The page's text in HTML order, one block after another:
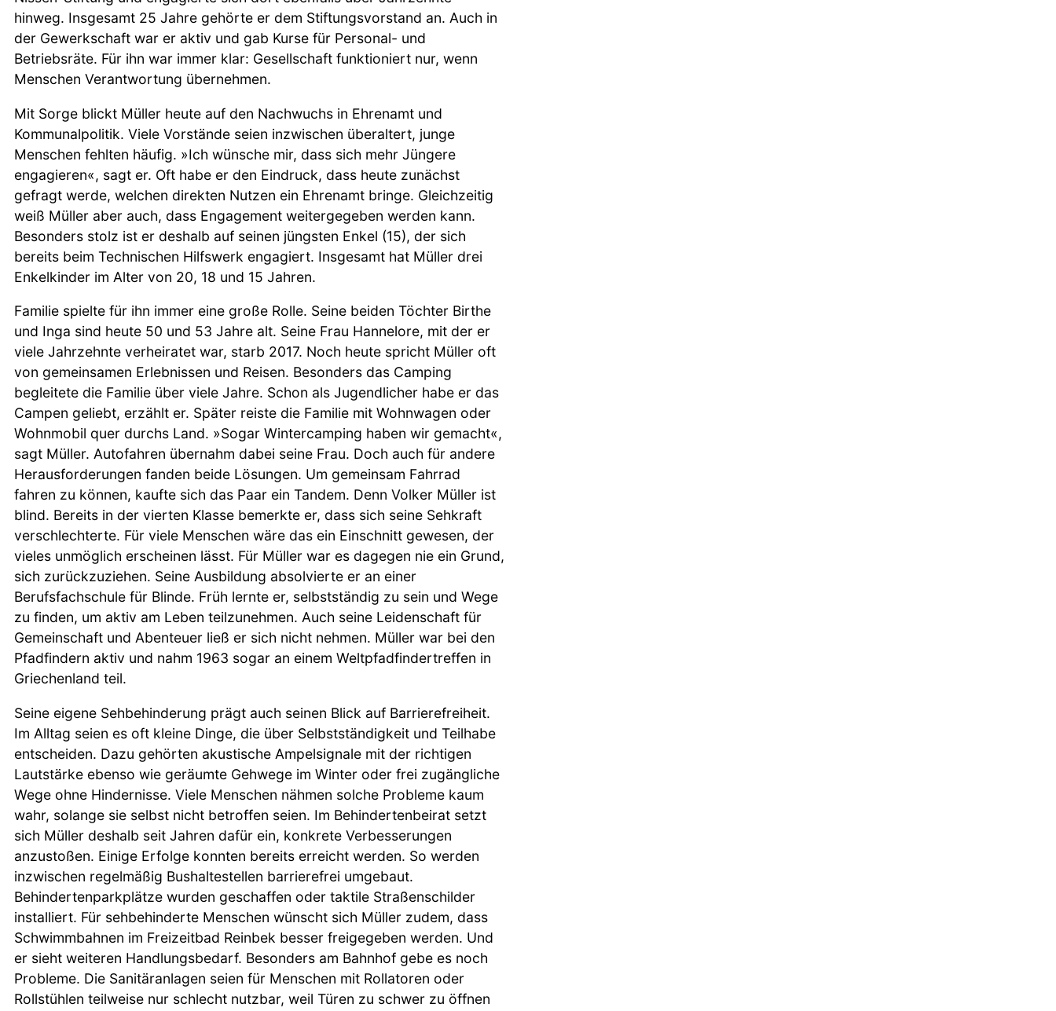
hinweg. Insgesamt 25 Jahre gehörte er dem Stiftungsvorstand an. Auch in
der Gewerkschaft war er aktiv und gab Kurse für Personal- und
Betriebsräte. Für ihn war immer klar: Gesellschaft funktioniert nur, wenn
Menschen Verantwortung übernehmen.
Mit Sorge blickt Müller heute auf den Nachwuchs in Ehrenamt und
Kommunalpolitik. Viele Vorstände seien inzwischen überaltert, junge
Menschen fehlten häufig. »Ich wünsche mir, dass sich mehr Jüngere
engagieren«, sagt er. Oft habe er den Eindruck, dass heute zunächst
gefragt werde, welchen direkten Nutzen ein Ehrenamt bringe. Gleichzeitig
weiß Müller aber auch, dass Engagement weitergegeben werden kann.
Besonders stolz ist er deshalb auf seinen jüngsten Enkel (15), der sich
bereits beim Technischen Hilfswerk engagiert. Insgesamt hat Müller drei
Enkelkinder im Alter von 20, 18 und 15 Jahren.
Familie spielte für ihn immer eine große Rolle. Seine beiden Töchter Birthe
und Inga sind heute 50 und 53 Jahre alt. Seine Frau Hannelore, mit der er
viele Jahrzehnte verheiratet war, starb 2017. Noch heute spricht Müller oft
von gemeinsamen Erlebnissen und Reisen. Besonders das Camping
begleitete die Familie über viele Jahre. Schon als Jugendlicher habe er das
Campen geliebt, erzählt er. Später reiste die Familie mit Wohnwagen oder
Wohnmobil quer durchs Land. »Sogar Wintercamping haben wir gemacht«,
sagt Müller. Autofahren übernahm dabei seine Frau. Doch auch für andere
Herausforderungen fanden beide Lösungen. Um gemeinsam Fahrrad
fahren zu können, kaufte sich das Paar ein Tandem. Denn Volker Müller ist
blind. Bereits in der vierten Klasse bemerkte er, dass sich seine Sehkraft
verschlechterte. Für viele Menschen wäre das ein Einschnitt gewesen, der
vieles unmöglich erscheinen lässt. Für Müller war es dagegen nie ein Grund,
sich zurückzuziehen. Seine Ausbildung absolvierte er an einer
Berufsfachschule für Blinde. Früh lernte er, selbstständig zu sein und Wege
zu finden, um aktiv am Leben teilzunehmen. Auch seine Leidenschaft für
Gemeinschaft und Abenteuer ließ er sich nicht nehmen. Müller war bei den
Pfadfindern aktiv und nahm 1963 sogar an einem Weltpfadfindertreffen in
Griechenland teil.
Seine eigene Sehbehinderung prägt auch seinen Blick auf Barrierefreiheit.
Im Alltag seien es oft kleine Dinge, die über Selbstständigkeit und Teilhabe
entscheiden. Dazu gehörten akustische Ampelsignale mit der richtigen
Lautstärke ebenso wie geräumte Gehwege im Winter oder frei zugängliche
Wege ohne Hindernisse. Viele Menschen nähmen solche Probleme kaum
wahr, solange sie selbst nicht betroffen seien. Im Behindertenbeirat setzt
sich Müller deshalb seit Jahren dafür ein, konkrete Verbesserungen
anzustoßen. Einige Erfolge konnten bereits erreicht werden. So werden
inzwischen regelmäßig Bushaltestellen barrierefrei umgebaut.
Behindertenparkplätze wurden geschaffen oder taktile Straßenschilder
installiert. Für sehbehinderte Menschen wünscht sich Müller zudem, dass
Schwimmbahnen im Freizeitbad Reinbek besser freigegeben werden. Und
er sieht weiteren Handlungsbedarf. Besonders am Bahnhof gebe es noch
Probleme. Die Sanitäranlagen seien für Menschen mit Rollatoren oder
Rollstühlen teilweise nur schlecht nutzbar, weil Türen zu schwer zu öffnen